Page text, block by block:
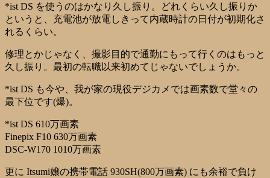
*ist DS を使うのはかなり久し振り。どれくらい久し振りか
というと、充電池が放電しきって内蔵時計の日付が初期化さ
れるくらい。
修理とかじゃなく、撮影目的で通勤にもって行くのはもっと
久し振り。最初の転職以来初めてじゃないでしょうか。
*ist DS も今や、我が家の現役デジカメでは画素数で堂々の
最下位です(爆)。
*ist DS 610万画素
Finepix F10 630万画素
DSC-W170 1010万画素
更に Itsumi嬢の携帯電話 930SH(800万画素) にも余裕で負け